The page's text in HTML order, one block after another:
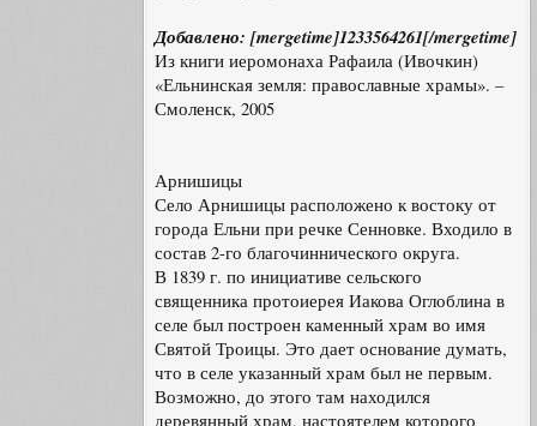
Добавлено: [mergetime]1233564261[/mergetime]
Из книги иеромонаха Рафаила (Ивочкин)
«Ельнинская земля: православные храмы». –
Смоленск, 2005
Арнишицы
Село Арнишицы расположено к востоку от
города Ельни при речке Сенновке. Входило в
состав 2-го благочиннического округа.
В 1839 г. по инициативе сельского
священника протоиерея Иакова Оглоблина в
селе был построен каменный храм во имя
Святой Троицы. Это дает основание думать,
что в селе указанный храм был не первым.
Возможно, до этого там находился
деревянный храм, настоятелем которого